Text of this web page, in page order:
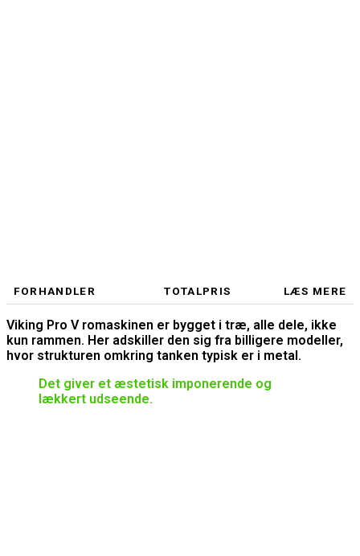
FORHANDLER TOTALPRIS LÆS MERE
Viking Pro V romaskinen er bygget i træ, alle dele, ikke
kun rammen. Her adskiller den sig fra billigere modeller,
hvor strukturen omkring tanken typisk er i metal.
Det giver et æstetisk imponerende og
lækkert udseende.